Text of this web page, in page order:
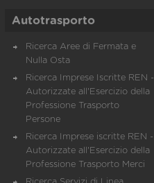
Autotrasporto
Ricerca Aree di Fermata e
Nulla Osta
Ricerca Imprese Iscritte REN -
Autorizzate all'Esercizio della
Professione Trasporto
Persone
Ricerca Imprese iscritte REN -
Autorizzate all'Esercizio della
Professione Trasporto Merci